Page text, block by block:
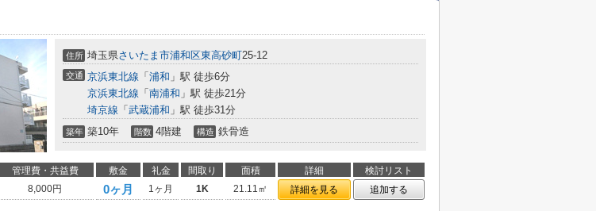
住所 埼玉県さいたま市浦和区東高砂町25-12
交通 京浜東北線 「 浦和 」駅 徒歩6分
京浜東北線 「 南浦和 」駅 徒歩21分
埼京線 「 武蔵浦和 」駅 徒歩31分
築年 築10年 階数 4階建 構造 鉄骨造
管理費・共益費 敷金 礼金 間取り 面積 詳細
検討リスト
8,000円 0ヶ月 1ヶ月 1K 21.11㎡ 詳細を見る 追加する